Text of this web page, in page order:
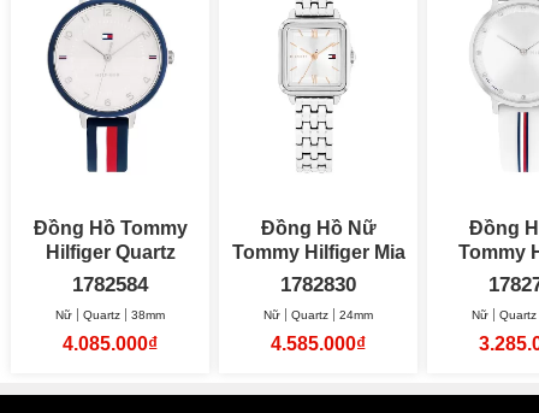
Đồng Hồ Tommy
Hilfiger Quartz
38mm Nữ
1782584
Nữ Quartz 38mm
4.085.000₫
Đồng Hồ Nữ
Tommy Hilfiger Mia
24mm
1782830
Nữ Quartz 24mm
4.585.000₫
Đồng
Tommy
Nữ Quartz